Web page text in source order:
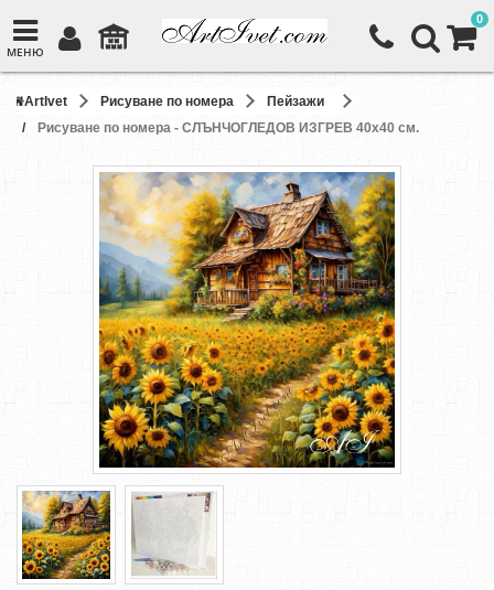
МЕНЮ
0
ArtIvet Рисуване по номера
Пейзажи
Рисуване по номера - СЛЪНЧОГЛЕДОВ ИЗГРЕВ 40х40 см.